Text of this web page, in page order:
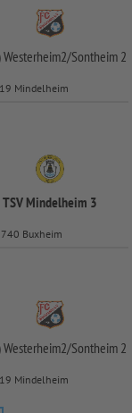
Westerheim2/Sontheim 2
Mindelheim
TSV Mindelheim 3
Buxheim
Westerheim2/Sontheim 2
Mindelheim